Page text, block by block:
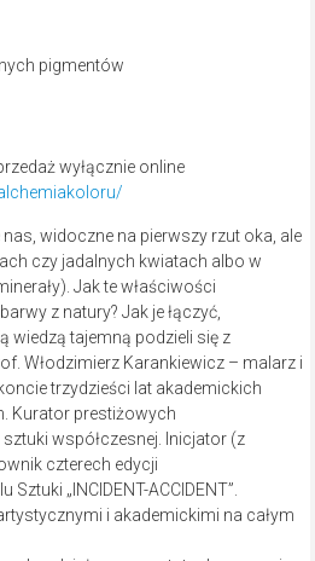
pigmentów
wyłącznie online
widoczne na pierwszy rzut oka, ale
czy jadalnych kwiatach albo w
Jak te właściwości
z natury? Jak je łączyć,
wiedzą tajemną podzieli się z
Włodzimierz Karankiewicz – malarz i
trzydzieści lat akademickich
Kurator prestiżowych
współczesnej. Inicjator (z
czterech edycji
„INCIDENT-ACCIDENT”.
i akademickimi na całym